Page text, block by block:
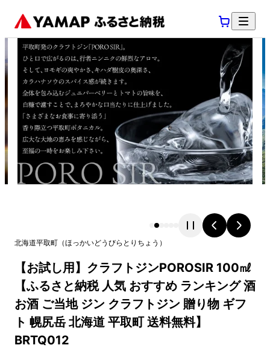
北海道平取町 （ほっかいどう びらとりちょう ）
【お試し用】クラフトジンPOROSIR 100㎖
【ふるさと納税 人気 おすすめ ランキング 酒
お酒 ご当地 ジン クラフトジン 贈り物 ギフ
ト 幌尻岳 北海道 平取町 送料無料】
BRTQ012